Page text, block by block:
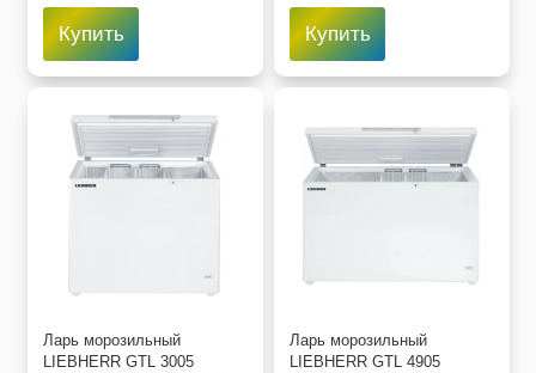
Пищевое оборудование и инвентарь
Робототехника
Спортивное оборудование и инвентарь
Купить Купить
Ларь морозильный
LIEBHERR GTL 3005
Ларь морозильный
LIEBHERR GTL 4905